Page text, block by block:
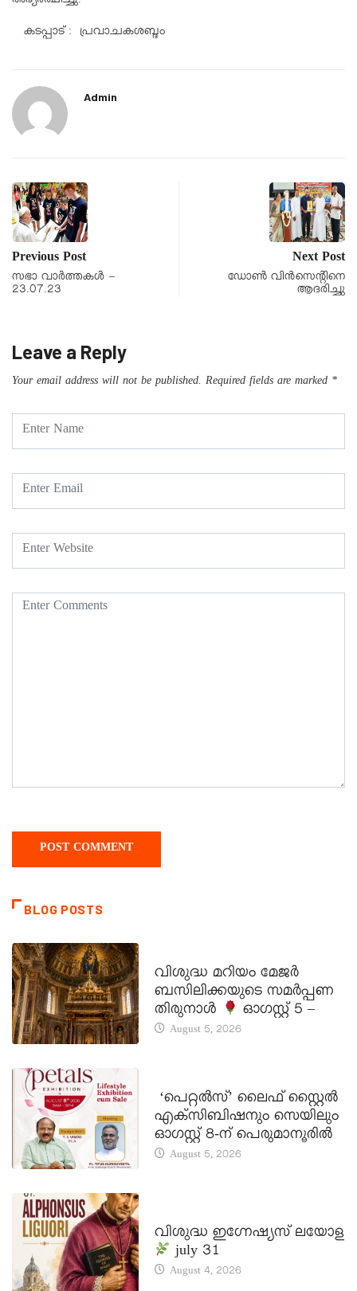
കടപ്പാട് : പ്രവാചകശബ്ദം
Admin
Previous Post
സഭാ വാർത്തകൾ –
23.07.23
Next Post
ഡോൺ വിൻസെന്റിനെ
ആദരിച്ചു
Leave a Reply
Your email address will not be published. Required fields are marked *
BLOG POSTS
വിശുദ്ധ മറിയം മേജർ
ബസിലിക്കയുടെ സമർപ്പണ
തിരുനാൾ
ഓഗസ്റ്റ് 5 –
August 5, 2026
‘പെറ്റൽസ്’ ലൈഫ് സ്റ്റൈൽ
എക്സിബിഷനും സെയിലും
ഓഗസ്റ്റ് 8-ന് പെരുമാനൂരിൽ
August 5, 2026
വിശുദ്ധ ഇഗ്നേഷ്യസ് ലയോള
july 31
August 4, 2026